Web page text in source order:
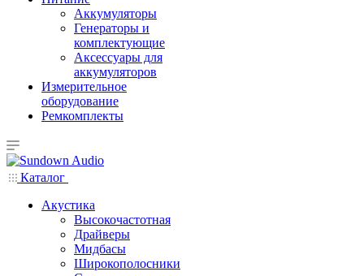
Аккумуляторы
Генераторы и
комплектующие
Аксессуары для
аккумуляторов
Измерительное
оборудование
Ремкомплекты
Каталог
Акустика
Высокочастотная
Драйверы
Мидбасы
Широкополосники